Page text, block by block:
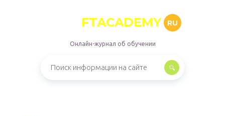
FTACADEMY RU
Онлайн-журнал об обучении